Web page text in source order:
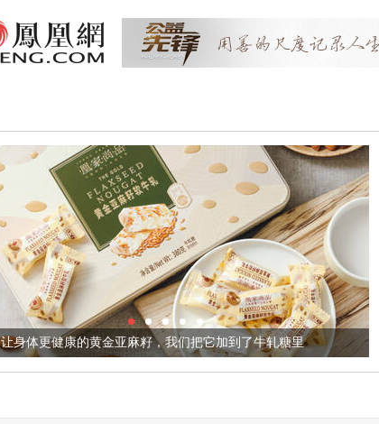
让身体更健康的黄金亚麻籽，我们把它加到了牛轧糖里